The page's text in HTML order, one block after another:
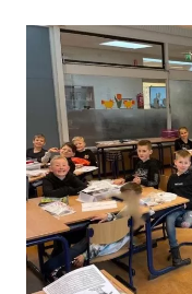
VOOR
TECHNIEK
IN
FIRST
LEGO
LEAGUE